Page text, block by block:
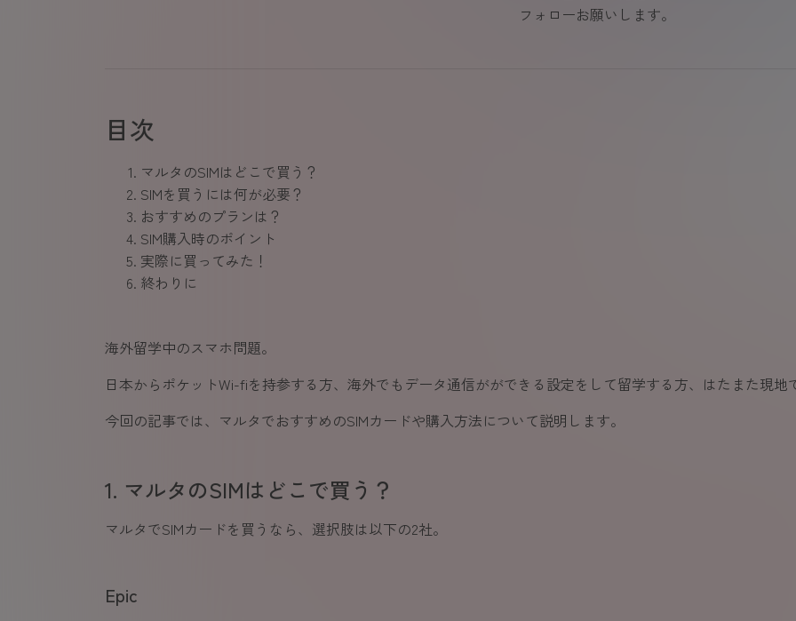
フォローお願いします。
目次
マルタのSIMはどこで買う？
SIMを買うには何が必要？
おすすめのプランは？
SIM購入時のポイント
実際に買ってみた！
終わりに
海外留学中のスマホ問題。
日本からポケットWi-fiを持参する方、海外でもデータ通信がができる設定をして留学する方、はたまた現
今回の記事では、マルタでおすすめのSIMカードや購入方法について説明します。
1. マルタのSIMはどこで買う？
マルタでSIMカードを買うなら、選択肢は以下の2社。
Epic